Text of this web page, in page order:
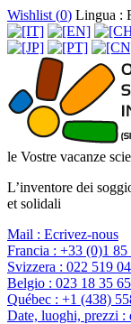
Wishlist (0) Lingua :
le Vostre vacanze
L’inventore dei
et solidali
Mail : Ecrivez-nous
Francia : +33 (0)1 85
Svizzera : 022 519
Belgio : 023 18 35 65
Québec : +1 (438)
Date, luoghi, prezzi :